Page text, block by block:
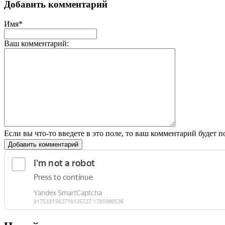
Добавить комментарий
Имя*
Ваш комментарий:
Если вы что-то введете в это поле, то ваш комментарий будет
Добавить комментарий